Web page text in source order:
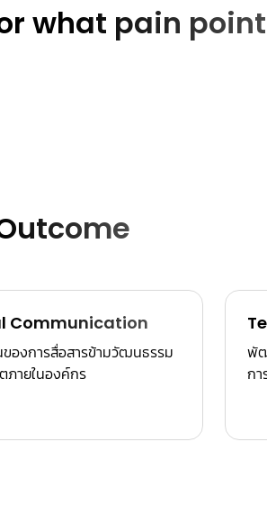
what pain point
Communication
ของการสื่อสารข้ามวัฒนธรรม
ภายในองค์กร
พัฒ
กา